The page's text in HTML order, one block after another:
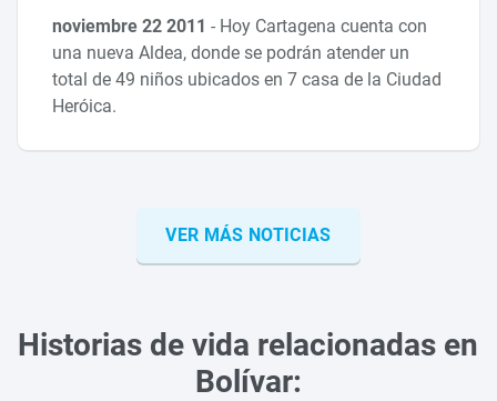
noviembre 22 2011- Hoy Cartagena cuenta con
una nueva Aldea, donde se podrán atender un
total de 49 niños ubicados en 7 casa de la Ciudad
Heróica.
VER MÁS NOTICIAS
Historias de vida relacionadas en
Bolívar: